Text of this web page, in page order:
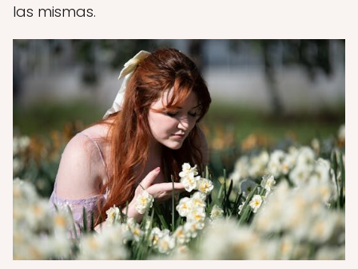
las mismas.